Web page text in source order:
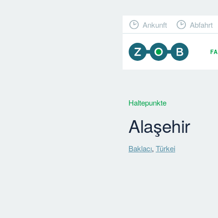
Ankunft Abfahrt
Haltepunkte
Alaşehir
Baklacı, Türkei